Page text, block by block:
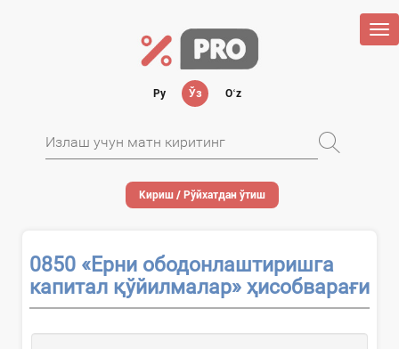
Ру Ўз Oʻz
Кириш / Рўйхатдан ўтиш
0850 «Ерни ободонлаштиришга
капитал қўйилмалар» ҳисобварағи